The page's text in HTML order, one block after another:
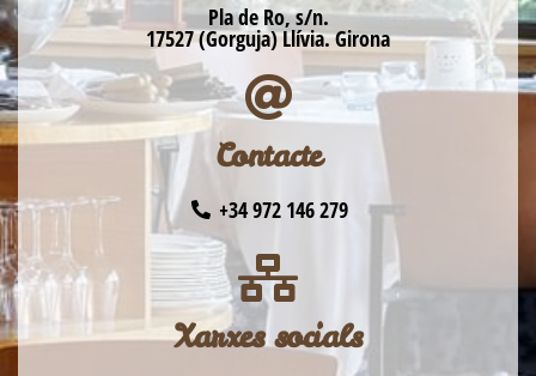
Pla de Ro, s/n.
17527 (Gorguja) Llívia. Girona
Contacte
+34 972 146 279
Xarxes socials